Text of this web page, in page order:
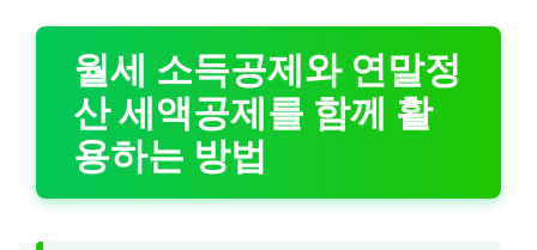
월세 소득공제와 연말정
산 세액공제를 함께 활
용하는 방법